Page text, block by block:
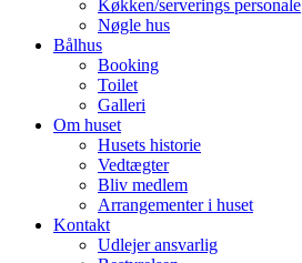
Køkken/serverings personale
Nøgle hus
Bålhus
Booking
Toilet
Galleri
Om huset
Husets historie
Vedtægter
Bliv medlem
Arrangementer i huset
Kontakt
Udlejer ansvarlig